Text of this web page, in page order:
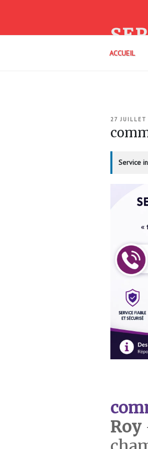
ACCUEIL
PUBLIÉ
27
Service
Roy